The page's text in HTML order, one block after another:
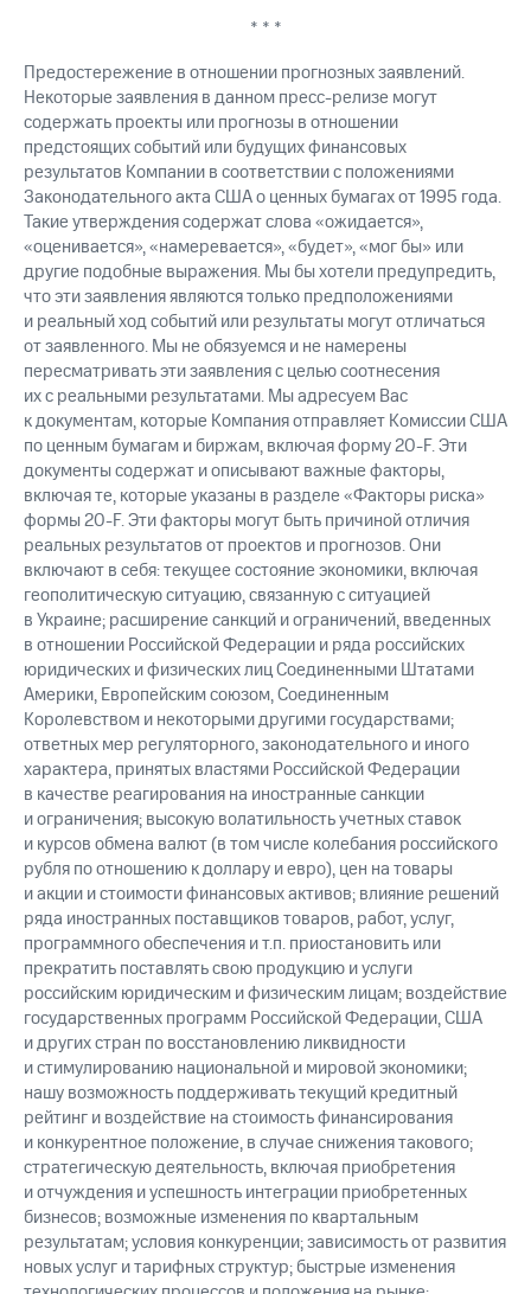
* * *
Предостережение в отношении прогнозных заявлений.
Некоторые заявления в данном пресс-релизе могут
содержать проекты или прогнозы в отношении
предстоящих событий или будущих финансовых
результатов Компании в соответствии с положениями
Законодательного акта США о ценных бумагах от 1995 года.
Такие утверждения содержат слова «ожидается»,
«оценивается», «намеревается», «будет», «мог бы» или
другие подобные выражения. Мы бы хотели предупредить,
что эти заявления являются только предположениями
и реальный ход событий или результаты могут отличаться
от заявленного. Мы не обязуемся и не намерены
пересматривать эти заявления с целью соотнесения
их с реальными результатами. Мы адресуем Вас
к документам, которые Компания отправляет Комиссии США
по ценным бумагам и биржам, включая форму 20-F. Эти
документы содержат и описывают важные факторы,
включая те, которые указаны в разделе «Факторы риска»
формы 20-F. Эти факторы могут быть причиной отличия
реальных результатов от проектов и прогнозов. Они
включают в себя: текущее состояние экономики, включая
геополитическую ситуацию, связанную с ситуацией
в Украине; расширение санкций и ограничений, введенных
в отношении Российской Федерации и ряда российских
юридических и физических лиц Соединенными Штатами
Америки, Европейским союзом, Соединенным
Королевством и некоторыми другими государствами;
ответных мер регуляторного, законодательного и иного
характера, принятых властями Российской Федерации
в качестве реагирования на иностранные санкции
и ограничения; высокую волатильность учетных ставок
и курсов обмена валют (в том числе колебания российского
рубля по отношению к доллару и евро), цен на товары
и акции и стоимости финансовых активов; влияние решений
ряда иностранных поставщиков товаров, работ, услуг,
программного обеспечения и т.п. приостановить или
прекратить поставлять свою продукцию и услуги
российским юридическим и физическим лицам; воздействие
государственных программ Российской Федерации, США
и других стран по восстановлению ликвидности
и стимулированию национальной и мировой экономики;
нашу возможность поддерживать текущий кредитный
рейтинг и воздействие на стоимость финансирования
и конкурентное положение, в случае снижения такового;
стратегическую деятельность, включая приобретения
и отчуждения и успешность интеграции приобретенных
бизнесов; возможные изменения по квартальным
результатам; условия конкуренции; зависимость от развития
новых услуг и тарифных структур; быстрые изменения